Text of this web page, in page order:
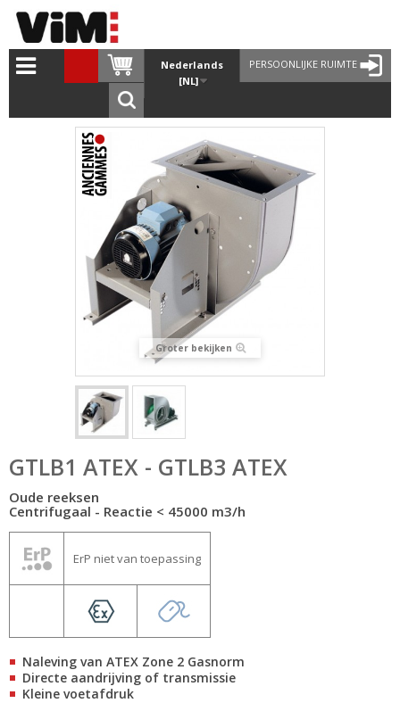
PERSOONLIJKE RUIMTE
Nederlands
[NL]
Groter bekijken
GTLB1 ATEX - GTLB3 ATEX
Oude reeksen
Centrifugaal - Reactie < 45000 m3/h
ErP niet van toepassing
Naleving van ATEX Zone 2 Gasnorm
Directe aandrijving of transmissie
Kleine voetafdruk